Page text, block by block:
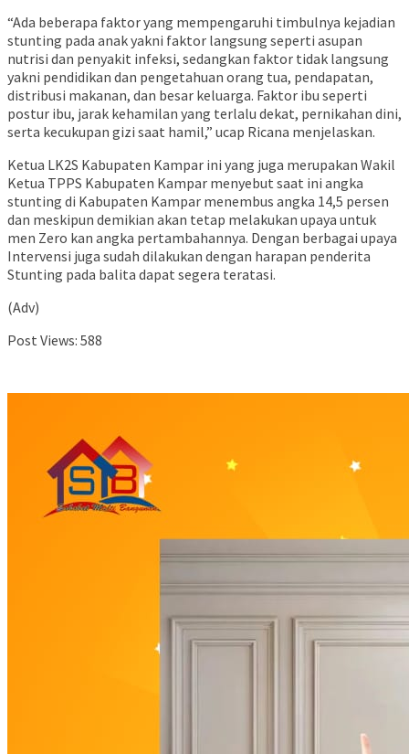
“Ada beberapa faktor yang mempengaruhi timbulnya kejadian
stunting pada anak yakni faktor langsung seperti asupan
nutrisi dan penyakit infeksi, sedangkan faktor tidak langsung
yakni pendidikan dan pengetahuan orang tua, pendapatan,
distribusi makanan, dan besar keluarga. Faktor ibu seperti
postur ibu, jarak kehamilan yang terlalu dekat, pernikahan dini,
serta kecukupan gizi saat hamil,” ucap Ricana menjelaskan.
Ketua LK2S Kabupaten Kampar ini yang juga merupakan Wakil
Ketua TPPS Kabupaten Kampar menyebut saat ini angka
stunting di Kabupaten Kampar menembus angka 14,5 persen
dan meskipun demikian akan tetap melakukan upaya untuk
men Zero kan angka pertambahannya. Dengan berbagai upaya
Intervensi juga sudah dilakukan dengan harapan penderita
Stunting pada balita dapat segera teratasi.
(Adv)
Post Views: 588